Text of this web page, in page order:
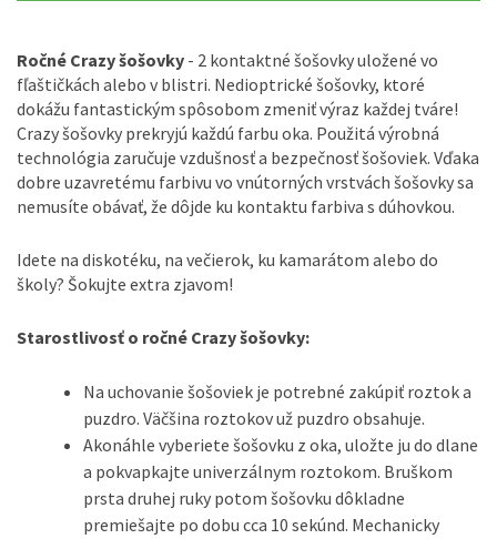
Ročné Crazy šošovky - 2 kontaktné šošovky uložené vo
fľaštičkách alebo v blistri. Nedioptrické šošovky, ktoré
dokážu fantastickým spôsobom zmeniť výraz každej tváre!
Crazy šošovky prekryjú každú farbu oka. Použitá výrobná
technológia zaručuje vzdušnosť a bezpečnosť šošoviek. Vďaka
dobre uzavretému farbivu vo vnútorných vrstvách šošovky sa
nemusíte obávať, že dôjde ku kontaktu farbiva s dúhovkou.
Idete na diskotéku, na večierok, ku kamarátom alebo do
školy? Šokujte extra zjavom!
Starostlivosť o ročné Crazy šošovky:
Na uchovanie šošoviek je potrebné zakúpiť roztok a
puzdro. Väčšina roztokov už puzdro obsahuje.
Akonáhle vyberiete šošovku z oka, uložte ju do dlane
a pokvapkajte univerzálnym roztokom. Bruškom
prsta druhej ruky potom šošovku dôkladne
premiešajte po dobu cca 10 sekúnd. Mechanicky